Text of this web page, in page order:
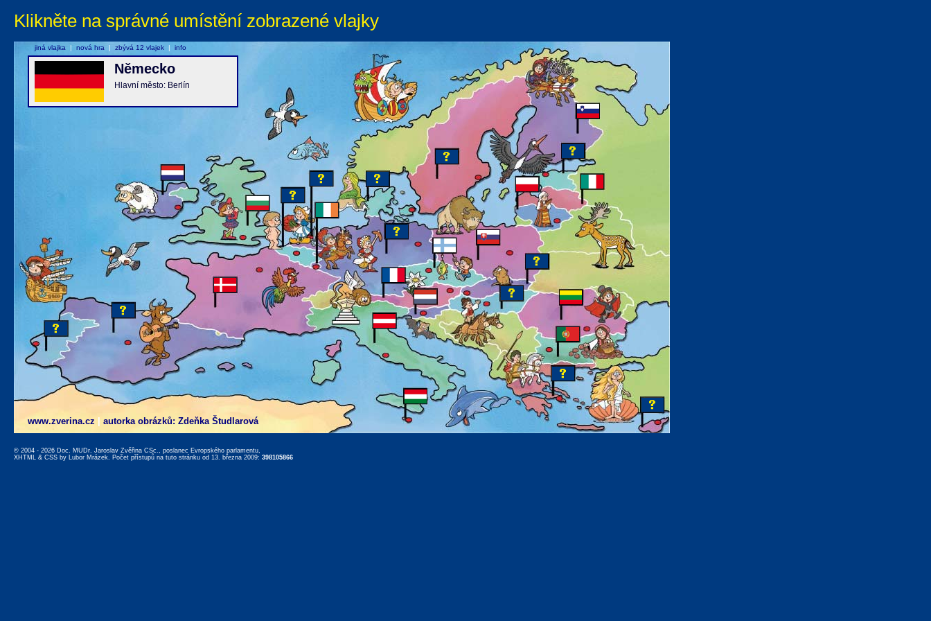
Klikněte na správné umístění zobrazené vlajky
www.zverina.cz autorka obrázků: Zdeňka Študlarová
Německo
Hlavní město: Berlín
jiná vlajka | nová hra | zbývá 12 vlajek | info
© 2004 - 2026 Doc. MUDr. Jaroslav Zvěřina CSc., poslanec Evropského parlamentu,
XHTML & CSS by Lubor Mrázek. Počet přístupů na tuto stránku od 13. března 2009: 398105866